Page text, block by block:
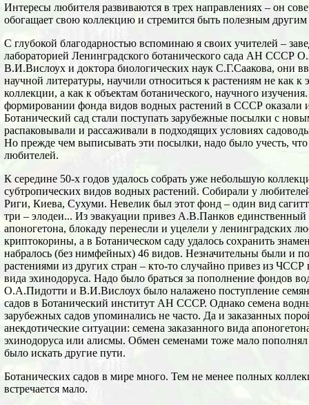
Интересы любителя развиваются в трех направлениях – он
обогащает свою коллекцию и стремится быть полезным
С глубокой благодарностью вспоминаю я своих учителей –
лабораторией Ленинградского ботанического сада АН СССР
В.И.Вислоух и доктора биологических наук С.Г.Саакова, они
научной литературы, научили относиться к растениям не как к
коллекции, а как к объектам ботанического, научного
формировании фонда видов водных растений в СССР оказали
Ботанический сад стали поступать зарубежные посылки с
распаковывали и рассаживали в подходящих условиях
Но прежде чем выписывать эти посылки, надо было учесть, что
любителей.
К середине 50-х годов удалось собрать уже небольшую
субтропических видов водных растений. Собирали у
Риги, Киева, Сухуми. Невелик был этот фонд – один вид
три – элодеи... Из эвакуации привез А.В.Панков
апоногетона, блокаду перенесли и уцелели у ленинградских
криптокорины, а в Ботаническом саду удалось сохранить
набралось (без нимфейных) 46 видов. Незначительны были и
растениями из других стран – кто-то случайно привез из
вида эхинодоруса. Надо было браться за пополнение фондов
О.А.Пидотти и В.И.Вислоух было налажено поступление
садов в Ботанический институт АН СССР. Однако семена
зарубежных садов упоминались не часто. Да и заказанных
анекдотические ситуации: семена заказанного вида
эхинодоруса или алисмы. Обмен семенами тоже мало
было искать другие пути.
Ботанических садов в мире много. Тем не менее полных
встречается мало.